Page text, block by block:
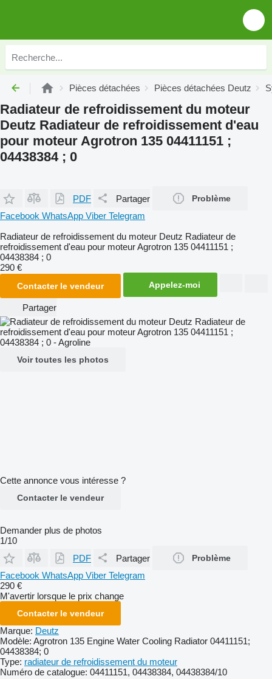
Pièces détachées Pièces détachées Deutz
Radiateur de refroidissement du moteur
Deutz Radiateur de refroidissement d'eau
pour moteur Agrotron 135 04411151 ;
04438384 ; 0
PDF Partager Problème
Facebook WhatsApp Viber Telegram
Radiateur de refroidissement du moteur Deutz Radiateur de
refroidissement d'eau pour moteur Agrotron 135 04411151 ;
04438384 ; 0
290 €
Contacter le vendeur Appelez-moi
Partager
Voir toutes les photos
Cette annonce vous intéresse ?
Contacter le vendeur
Demander plus de photos
1/10
PDF
Partager Problème
Facebook WhatsApp Viber Telegram
290 €
M'avertir lorsque le prix change
Contacter le vendeur
Marque: Deutz
Modèle: Agrotron 135 Engine Water Cooling Radiator 04411151;
04438384; 0
Type: radiateur de refroidissement du moteur
Numéro de catalogue: 04411151, 04438384, 04438384/10